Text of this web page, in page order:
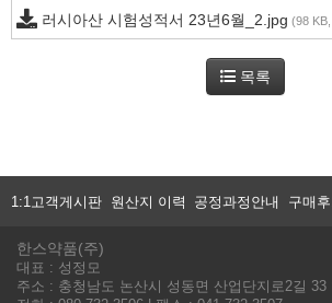
러시아산 시험성적서 23년6월_2.jpg (98
목록
1:1고객게시판 원산지 이력 공정과정안내 구매후
한스약품(주)
대표 : 성정모
주소 : 충청남도 논산시 성동면 산업단지로2길 33